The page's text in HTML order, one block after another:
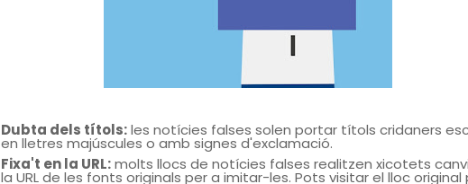
Dubta dels títols:les notícies falses solen portar títols cridaners
en lletres majúscules o amb signes d'exclamació.
Fixa't en la URL:molts llocs de notícies falses realitzen xicotets
la URL de les fonts originals per a imitar-les. Pots visitar el lloc original